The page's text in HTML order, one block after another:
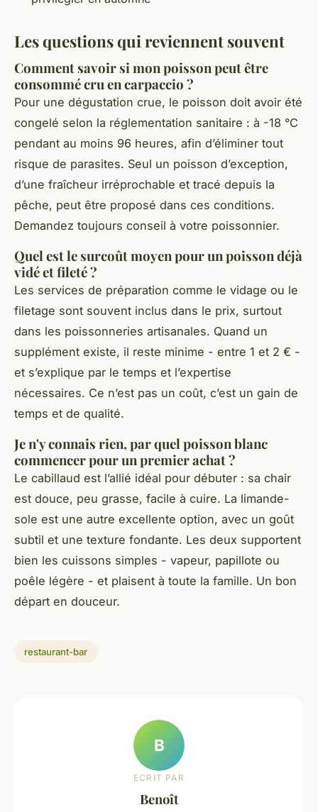
Les questions qui reviennent souvent
Comment savoir si mon poisson peut être
consommé cru en carpaccio ?
Pour une dégustation crue, le poisson doit avoir été
congelé selon la réglementation sanitaire : à -18 °C
pendant au moins 96 heures, afin d’éliminer tout
risque de parasites. Seul un poisson d’exception,
d’une fraîcheur irréprochable et tracé depuis la
pêche, peut être proposé dans ces conditions.
Demandez toujours conseil à votre poissonnier.
Quel est le surcoût moyen pour un poisson déjà
vidé et fileté ?
Les services de préparation comme le vidage ou le
filetage sont souvent inclus dans le prix, surtout
dans les poissonneries artisanales. Quand un
supplément existe, il reste minime - entre 1 et 2 € -
et s’explique par le temps et l’expertise
nécessaires. Ce n’est pas un coût, c’est un gain de
temps et de qualité.
Je n'y connais rien, par quel poisson blanc
commencer pour un premier achat ?
Le cabillaud est l’allié idéal pour débuter : sa chair
est douce, peu grasse, facile à cuire. La limande-
sole est une autre excellente option, avec un goût
subtil et une texture fondante. Les deux supportent
bien les cuissons simples - vapeur, papillote ou
poêle légère - et plaisent à toute la famille. Un bon
départ en douceur.
restaurant-bar
B
ECRIT PAR
Benoît